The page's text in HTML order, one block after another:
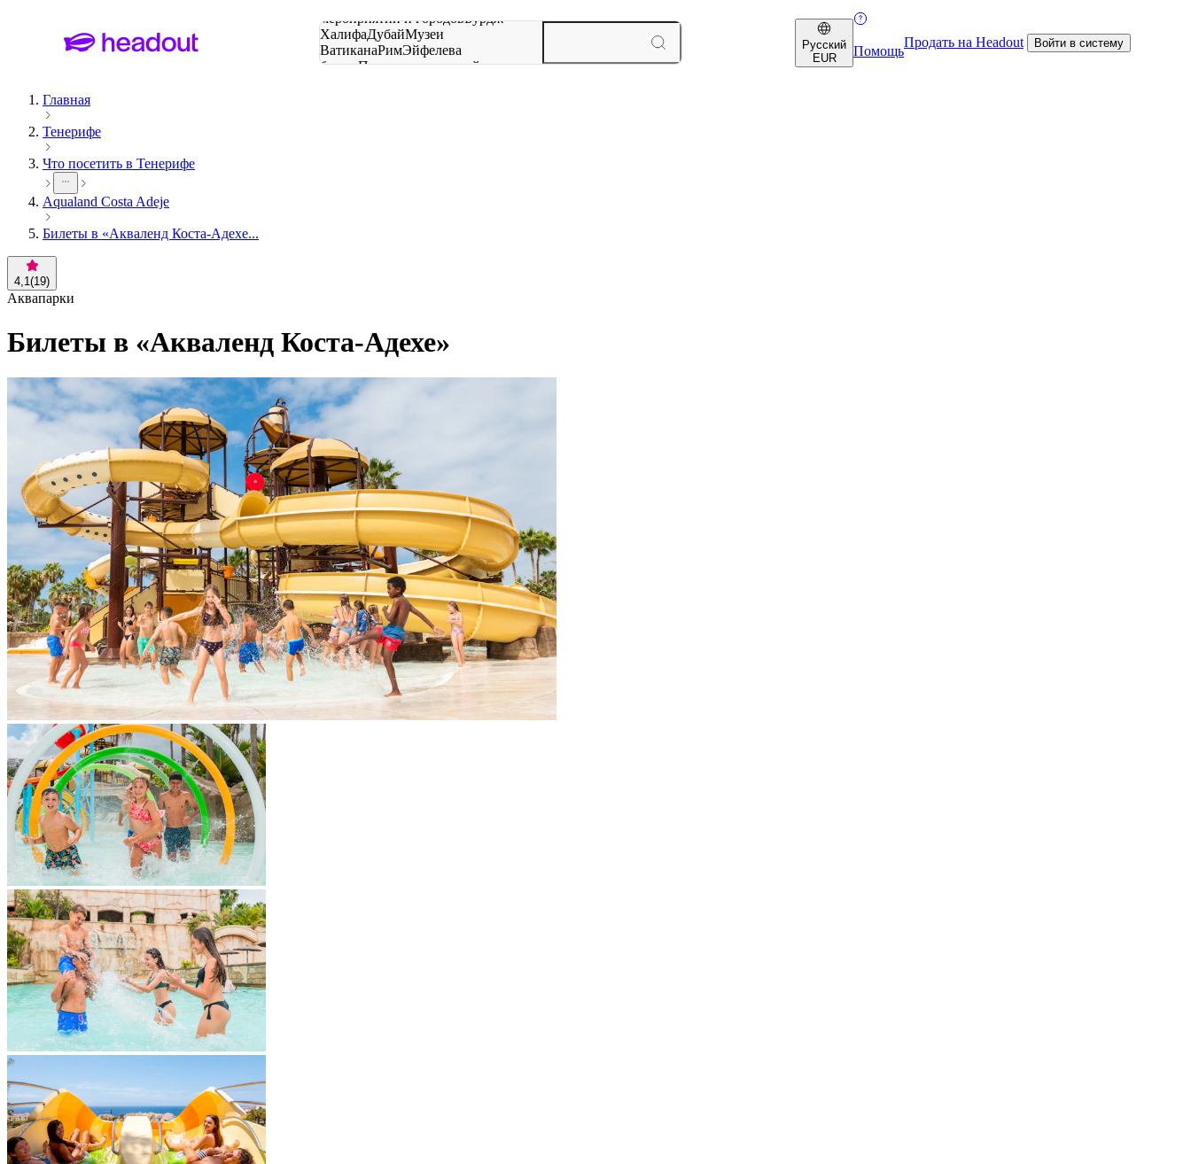
мероприятий и городовБурдж-
ХалифаДубайМузеи
ВатиканаРимЭйфелева
башняПарижмероприятий и
Русский
EUR
Помощь
Продать на Headout Войти в систему
Главная
Тенерифе
Что посетить в Тенерифе
Aqualand Costa Adeje
Билеты в «Акваленд Коста-Адехе...
4,1(19)
Аквапарки
Билеты в «Акваленд Коста-Адехе»